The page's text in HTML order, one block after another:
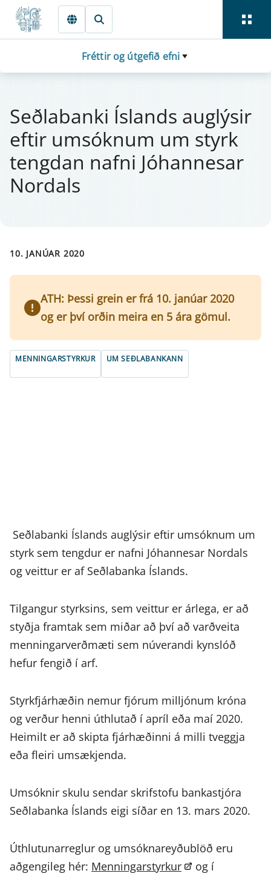
Fara beint í Meginmál
Fréttir og útgefið efni
Seðlaban­ki Íslands aug­lýs­ir
eft­ir um­sókn­um um styrk
tengd­an nafni Jó­hanne­s­ar
Nor­dals
10. JANÚAR 2020
ATH: Þessi grein er frá 10. janúar 2020
og er því orðin meira en 5 ára gömul.
MENNINGARSTYRKUR UM SEÐLABANKANN
Seðlabanki Íslands auglýsir eftir umsóknum um
styrk sem tengdur er nafni Jóhannesar Nordals
og veittur er af Seðlabanka Íslands.
Tilgangur styrksins, sem veittur er árlega, er að
styðja framtak sem miðar að því að varðveita
menningarverðmæti sem núverandi kynslóð
hefur fengið í arf.
Styrkfjárhæðin nemur fjórum milljónum króna
og verður henni úthlutað í apríl eða maí 2020.
Heimilt er að skipta fjárhæðinni á milli tveggja
eða fleiri umsækjenda.
Umsóknir skulu sendar skrifstofu bankastjóra
Seðlabanka Íslands eigi síðar en 13. mars 2020.
Úthlutunarreglur og umsóknareyðublöð eru
aðgengileg hér: Menningarstyrkur
og í